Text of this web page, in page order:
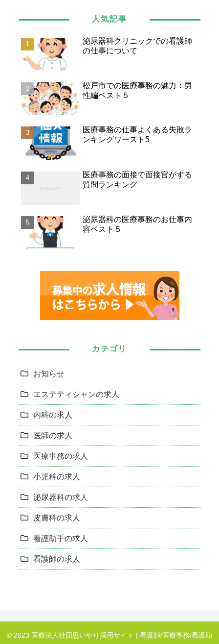
人気記事
泌尿器科クリニックでの看護師
の仕事について
松戸市での医療事務の魅力：男
性編ベスト５
医療事務の仕事よくある失敗ラ
ンキングワースト5
医療事務の面接で面接官がする
質問ランキング
泌尿器科の医療事務のお仕事内
容ベスト５
カテゴリ
お知らせ
エステティシャンの求人
内科の求人
医師の求人
医療事務の求人
小児科の求人
泌尿器科の求人
皮膚科の求人
看護助手の求人
看護師の求人
© 2023 医療法人社団思いやり採用サイト | 看護師/医療事務/看護助